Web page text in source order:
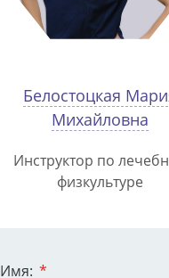
Белостоцкая
Михайловна
Инструктор по
физкультуре
Имя: *